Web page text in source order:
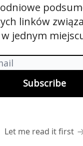
linków
w jednym
Let me read it first